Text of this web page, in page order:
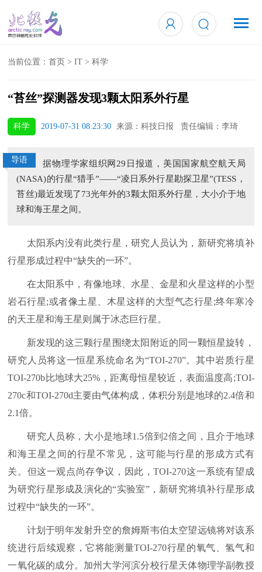
当前位置：首页 >IT >科学
“苔丝”探测器发现3颗太阳系外行星
科学 2019-07-31 08:23:30 来源：科技日报 责任编辑：李琦
导语
据物理学家组织网29日报道，美国国家航空航天局
(NASA)的行星“猎手”——“凌日系外行星勘探卫星”(TESS，
苔丝)最近发现了73光年外的3颗太阳系外行星，大小介于地
球和海王星之间。
太阳系内没有此类行星，研究人员认为，新研究将填补
行星形成过程中“缺失的一环”。
在太阳系中，有像地球、水星、金星和火星这样的小型
岩石行星;或者像土星、木星这样的大型气态行星;终年寒冷
的天王星和海王星则属于冰态巨行星。
新发现的这三颗行星围绕太阳附近的同一颗恒星旋转，
研究人员将这一恒星系统命名为“TOI-270”。其中岩质行星
TOI-270b比地球大25%，距离母恒星较近，表面温度高;TOI-
270c和TOI-270d主要由气体构成，体积分别是地球的2.4倍和
2.1倍。
研究人员称，大小是地球1.5倍到2倍之间，且介于地球
和海王星之间的行星不常见，这可能与行星的形成方式有
关。但这一观点尚存争议，因此，TOI-270这一系统有望成
为研究行星形成及演化的“实验室”，新研究将填补行星形成
过程中“缺失的一环”。
计划于明年发射升空的詹姆斯韦伯太空望远镜将对该系
统进行后续观察，它将能测量TOI-270行星的氧气、氢气和
一氧化碳的成分。加州大学河滨分校行星天体物理学副教授